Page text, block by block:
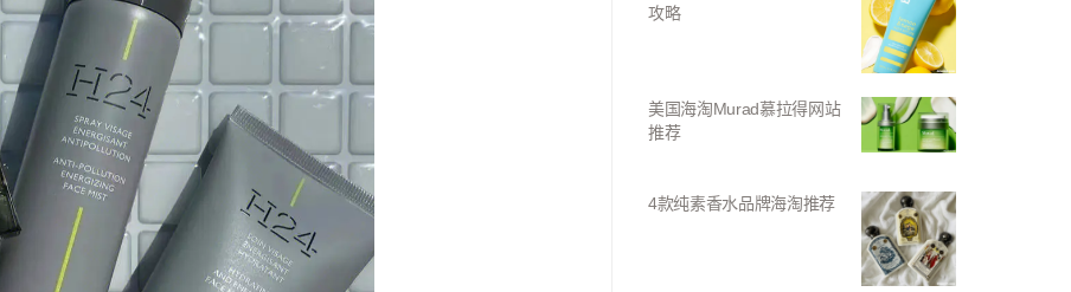
攻略
美国海淘Murad慕拉得网站
推荐
4款纯素香水品牌海淘推荐